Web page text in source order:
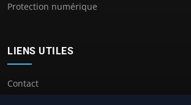
Protection numérique
LIENS UTILES
Contact